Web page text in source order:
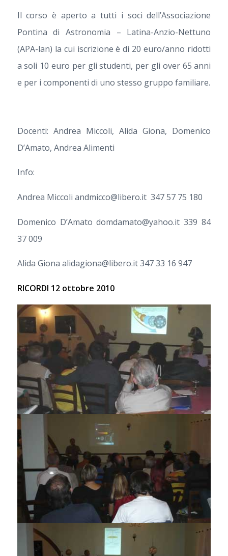
Il corso è aperto a tutti i soci dell’Associazione
Pontina di Astronomia – Latina-Anzio-Nettuno
(APA-lan) la cui iscrizione è di 20 euro/anno ridotti
a soli 10 euro per gli studenti, per gli over 65 anni
e per i componenti di uno stesso gruppo familiare.
Docenti: Andrea Miccoli, Alida Giona, Domenico
D’Amato, Andrea Alimenti
Info:
Andrea Miccoli andmicco@libero.it 347 57 75 180
Domenico D’Amato domdamato@yahoo.it 339 84
37 009
Alida Giona alidagiona@libero.it 347 33 16 947
RICORDI 12 ottobre 2010